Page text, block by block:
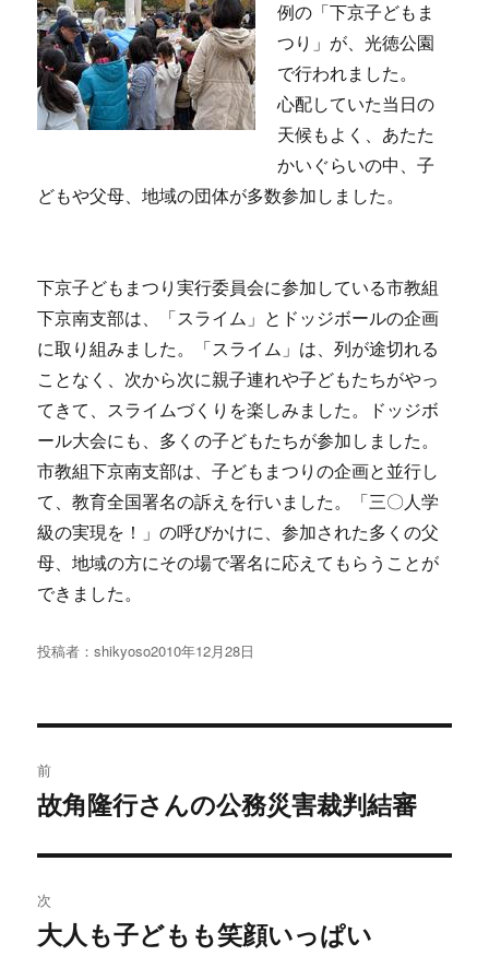
例の「下京子どもま
つり」が、光徳公園
で行われました。
心配していた当日の
天候もよく、あたた
かいぐらいの中、子
どもや父母、地域の団体が多数参加しました。
下京子どもまつり実行委員会に参加している市教組
下京南支部は、「スライム」とドッジボールの企画
に取り組みました。「スライム」は、列が途切れる
ことなく、次から次に親子連れや子どもたちがやっ
てきて、スライムづくりを楽しみました。ドッジボ
ール大会にも、多くの子どもたちが参加しました。
市教組下京南支部は、子どもまつりの企画と並行し
て、教育全国署名の訴えを行いました。「三〇人学
級の実現を！」の呼びかけに、参加された多くの父
母、地域の方にその場で署名に応えてもらうことが
できました。
投稿者：shikyoso投
2010年12月28日
稿
ビ
ゲ
前
過
の
投
稿:
故角隆行さんの公務災害裁判結審
次
次
大人も子どもも笑顔いっぱい